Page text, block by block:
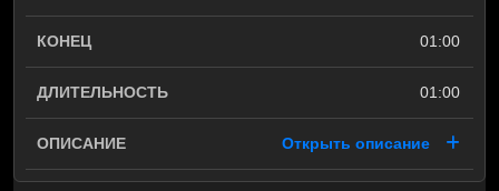
01:00
01:00
Открыть описание